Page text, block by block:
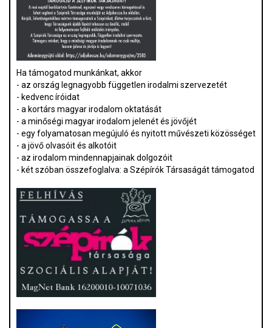
Ha támogatod munkánkat, akkor
- az ország legnagyobb független irodalmi szervezetét
- kedvenc íróidat
- a kortárs magyar irodalom oktatását
- a minőségi magyar irodalom jelenét és jövőjét
- egy folyamatosan megújuló és nyitott művészeti közösséget
- a jövő olvasóit és alkotóit
- az irodalom mindennapjainak dolgozóit
- két szóban összefoglalva: a Szépírók Társaságát támogatod